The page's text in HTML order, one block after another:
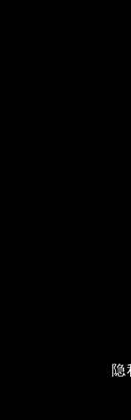
隐